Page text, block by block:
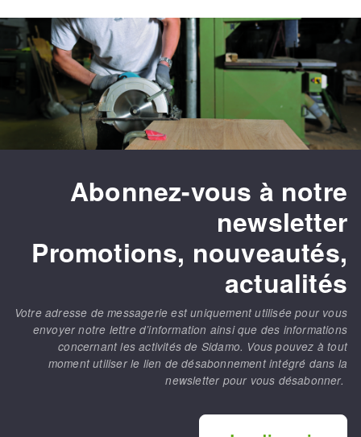
Abonnez-vous à notre
newsletter
Promotions, nouveautés,
actualités
Votre adresse de messagerie est uniquement utilisée pour vous
envoyer notre lettre d’information ainsi que des informations
concernant les activités de Sidamo. Vous pouvez à tout
moment utiliser le lien de désabonnement intégré dans la
newsletter pour vous désabonner.